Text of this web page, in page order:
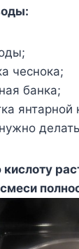
чеснока;
банка;
янтарной